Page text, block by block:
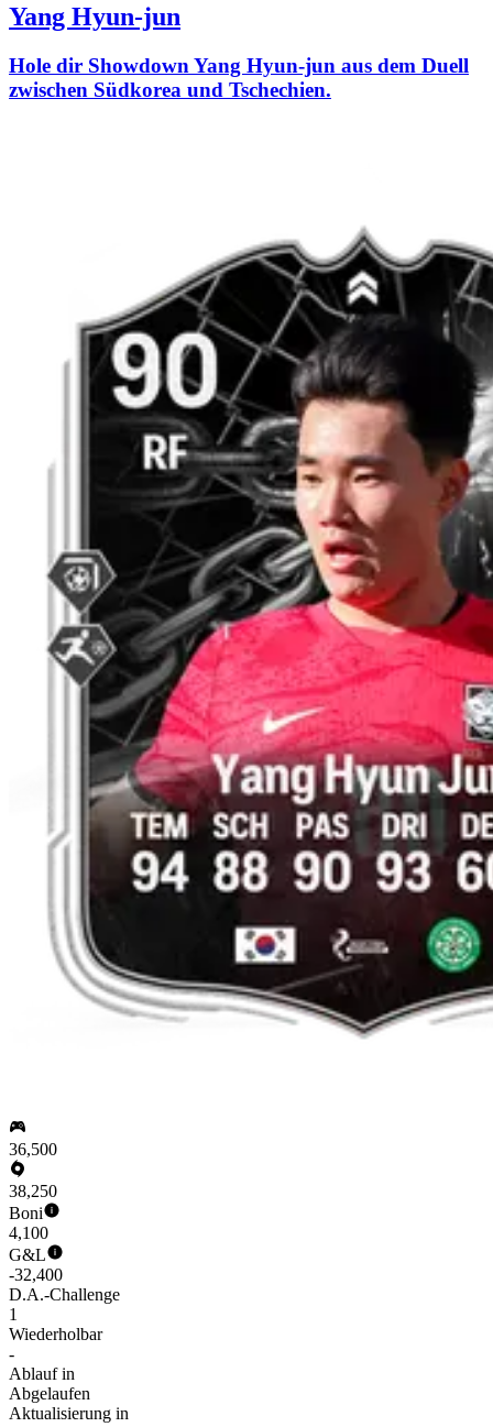
Yang Hyun-jun
Hole dir Showdown Yang Hyun-jun aus dem Duell
zwischen Südkorea und Tschechien.
36,500
38,250
Boni
4,100
G&L
-32,400
D.A.-Challenge
1
Wiederholbar
-
Ablauf in
Abgelaufen
Aktualisierung in